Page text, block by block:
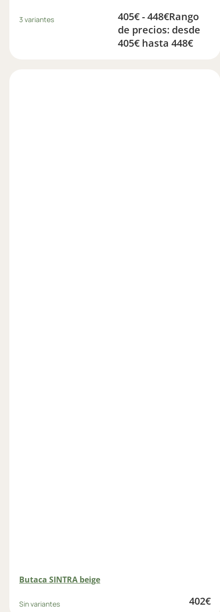
3 variantes 405€-448€Rango
de precios: desde
405€ hasta 448€
Butaca SINTRA beige
Sin variantes 402€